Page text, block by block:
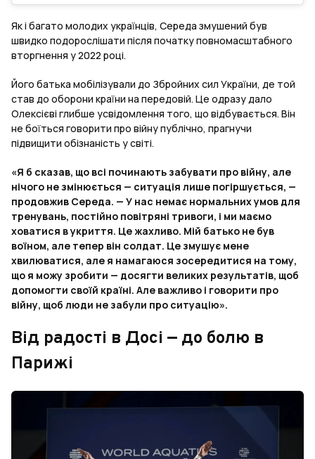
Як і багато молодих українців, Середа змушений був
швидко подорослішати після початку повномасштабного
вторгнення у 2022 році.
Його батька мобілізували до Збройних сил України, де той
став до оборони країни на передовій. Це одразу дало
Олексієві глибше усвідомлення того, що відбувається. Він
не боїться говорити про війну публічно, прагнучи
підвищити обізнаність у світі.
«Я б сказав, що всі починають забувати про війну, але
нічого не змінюється — ситуація лише погіршується, —
продовжив Середа. — У нас немає нормальних умов для
тренувань, постійно повітряні тривоги, і ми маємо
ховатися в укриття. Це жахливо. Мій батько не був
воїном, але тепер він солдат. Це змушує мене
хвилюватися, але я намагаюся зосередитися на тому,
що я можу зробити — досягти великих результатів, щоб
допомогти своїй країні. Але важливо і говорити про
війну, щоб люди не забули про ситуацію».
Від радості в Досі — до болю в
Парижі